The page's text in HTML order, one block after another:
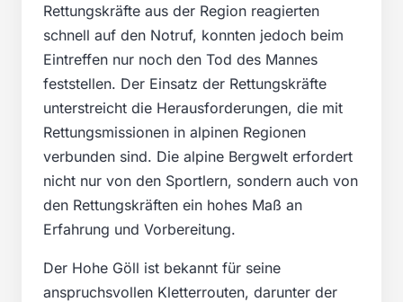
Rettungskräfte aus der Region reagierten
schnell auf den Notruf, konnten jedoch beim
Eintreffen nur noch den Tod des Mannes
feststellen. Der Einsatz der Rettungskräfte
unterstreicht die Herausforderungen, die mit
Rettungsmissionen in alpinen Regionen
verbunden sind. Die alpine Bergwelt erfordert
nicht nur von den Sportlern, sondern auch von
den Rettungskräften ein hohes Maß an
Erfahrung und Vorbereitung.
Der Hohe Göll ist bekannt für seine
anspruchsvollen Kletterrouten, darunter der